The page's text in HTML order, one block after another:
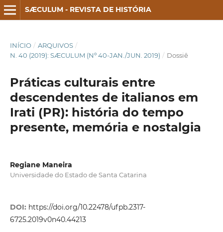
SÆCULUM - REVISTA DE HISTÓRIA
INÍCIO / ARQUIVOS /
N. 40 (2019): SÆCULUM (Nº 40-JAN./JUN. 2019) / Dossiê
Práticas culturais entre
descendentes de italianos em
Irati (PR): história do tempo
presente, memória e nostalgia
Regiane Maneira
Universidade do Estado de Santa Catarina
DOI: https://doi.org/10.22478/ufpb.2317-
6725.2019v0n40.44213